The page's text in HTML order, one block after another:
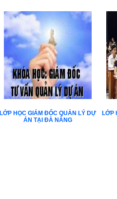
LỚP HỌC GIÁM ĐỐC QUẢN LÝ DỰ
ÁN TẠI ĐÀ NẴNG
LỚP